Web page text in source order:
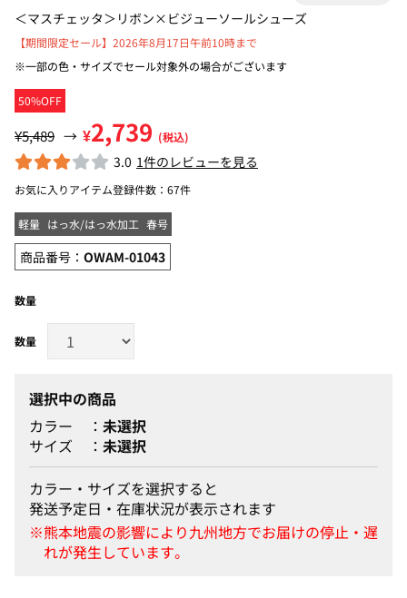
＜マスチェッタ＞リボン×ビジューソールシューズ
50%OFF
【期間限定セール】2026年8月17日午前10時まで
※一部の色・サイズでセール対象外の場合がございます
¥5,489 → ¥2,739 (税込)
3.0 1件のレビューを見る
お気に入りアイテム登録件数： 67件
軽量 はっ水/はっ水加工 春号
商品番号： OWAM-01043
数量
選択中の商品
カラー
未選択
サイズ
未選択
カラー・サイズを選択すると
発送予定日・在庫状況が表示されます